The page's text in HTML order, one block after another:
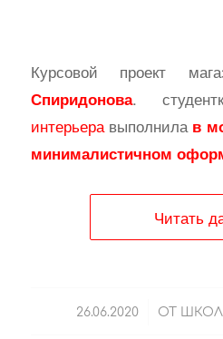
Курсовой проект
Спиридонова.
интерьеравыполнила в
минималистичном
Читать
26.06.2020
/ ОТ